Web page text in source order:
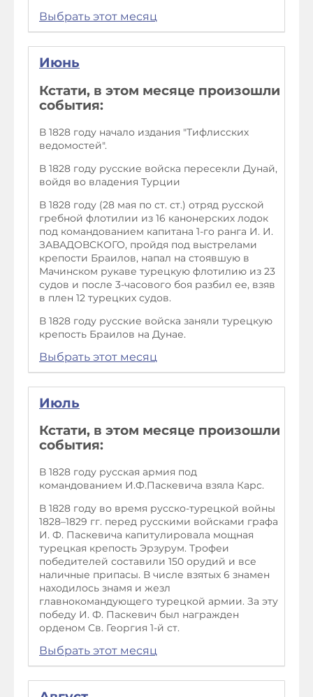
Выбрать этот месяц
Июнь
Кстати, в этом месяце произошли
события:
В 1828 году начало издания "Тифлисских
ведомостей".
В 1828 году русские войска пересекли Дунай,
войдя во владения Турции
В 1828 году (28 мая по ст. ст.) отряд русской
гребной флотилии из 16 канонерских лодок
под командованием капитана 1-го ранга И. И.
ЗАВАДОВСКОГО, пройдя под выстрелами
крепости Браилов, напал на стоявшую в
Мачинском рукаве турецкую флотилию из 23
судов и после 3-часового боя разбил ее, взяв
в плен 12 турецких судов.
В 1828 году русские войска заняли турецкую
крепость Браилов на Дунае.
Выбрать этот месяц
Июль
Кстати, в этом месяце произошли
события:
В 1828 году русская армия под
командованием И.Ф.Паскевича взяла Карс.
В 1828 году во время русско-турецкой войны
1828–1829 гг. перед русскими войсками графа
И. Ф. Паскевича капитулировала мощная
турецкая крепость Эрзурум. Трофеи
победителей составили 150 орудий и все
наличные припасы. В числе взятых 6 знамен
находилось знамя и жезл
главнокомандующего турецкой армии. За эту
победу И. Ф. Паскевич был награжден
орденом Св. Георгия 1-й ст.
Выбрать этот месяц